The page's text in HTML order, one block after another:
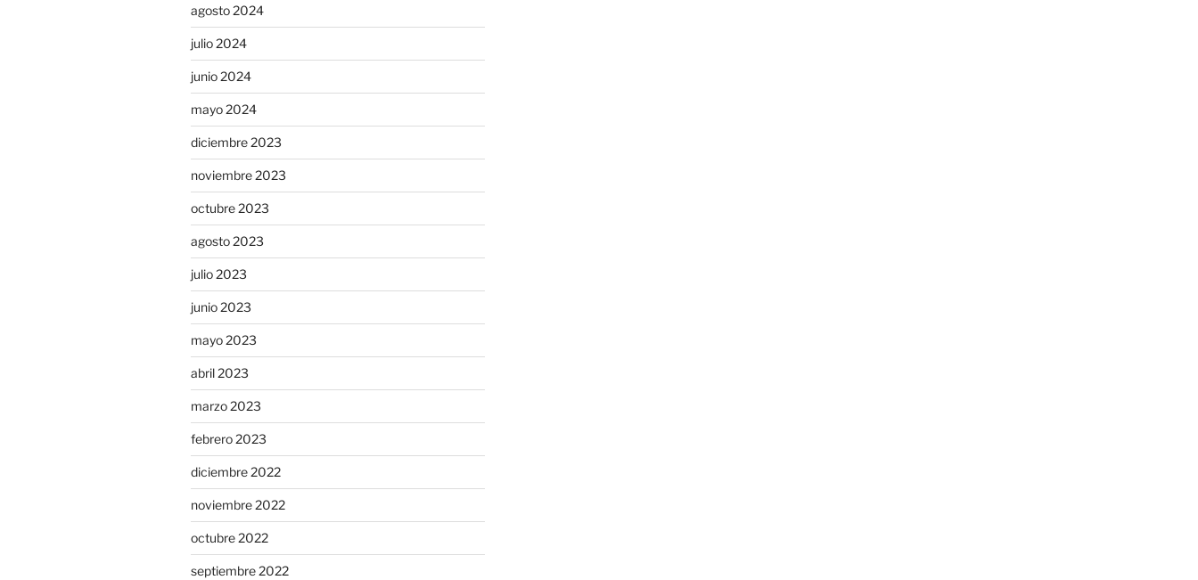
agosto 2024
julio 2024
junio 2024
mayo 2024
diciembre 2023
noviembre 2023
octubre 2023
agosto 2023
julio 2023
junio 2023
mayo 2023
abril 2023
marzo 2023
febrero 2023
diciembre 2022
noviembre 2022
octubre 2022
septiembre 2022